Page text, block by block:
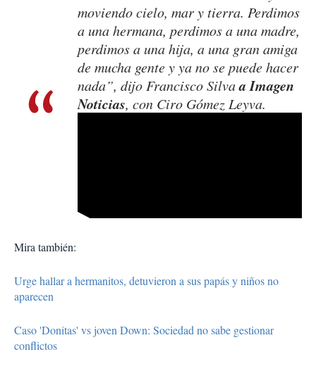
moviendo cielo, mar y tierra. Perdimos
a una hermana, perdimos a una madre,
perdimos a una hija, a una gran amiga
de mucha gente y ya no se puede hacer
nada”, dijo Francisco Silvaa Imagen
Noticias, con Ciro Gómez Leyva.
Mira también:
Urge hallar a hermanitos, detuvieron a sus papás y niños no
aparecen
Caso 'Donitas' vs joven Down: Sociedad no sabe gestionar
conflictos